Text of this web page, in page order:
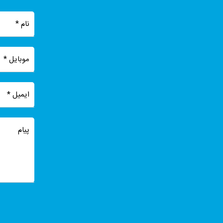
نام*
موبایل*
ایمیل*
پیام